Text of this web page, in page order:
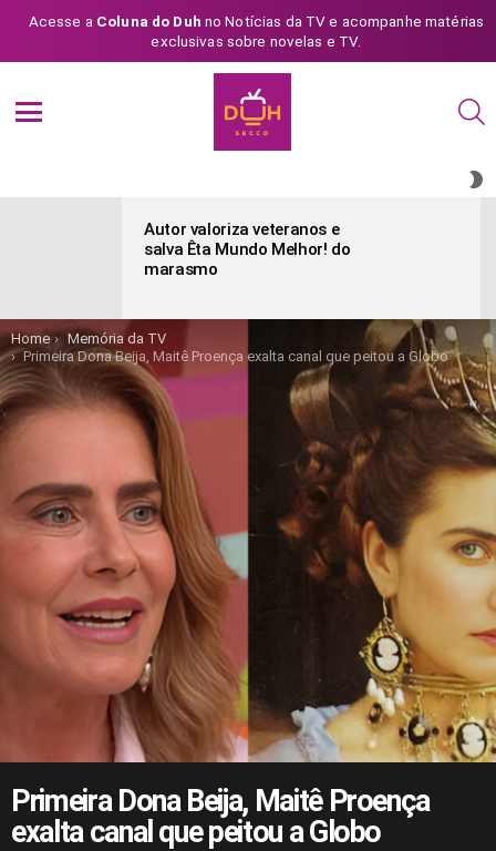
Acesse a Coluna do Duh no Notícias da TV e acompanhe matérias
exclusivas sobre novelas e TV.
Autor valoriza veteranos e
salva Êta Mundo Melhor! do
marasmo
You are here:
Home
Memória da TV
Primeira Dona Beija, Maitê Proença exalta canal que peitou a Globo
Primeira Dona Beija, Maitê Proença
exalta canal que peitou a Globo